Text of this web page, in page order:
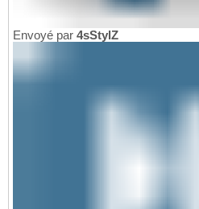
Envoyé par 4sStylZ